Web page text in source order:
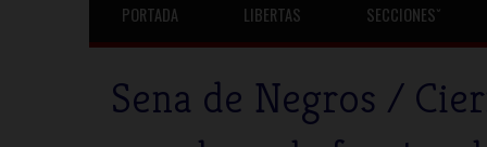
PORTADA LIBERTAS SECCIONESˇ
Sena de Negros /